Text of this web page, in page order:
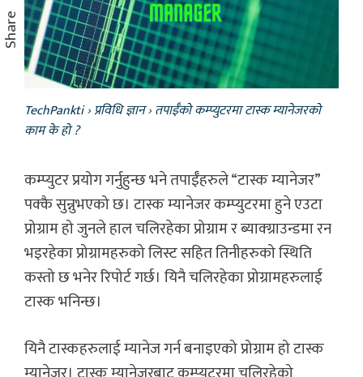
TechPankti›प्रविधि ज्ञान›तपाईँको कम्प्युटरमा टास्क म्यानेजरको
काम के हो ?
कम्प्युटर प्रयोग गर्नुहुन्छ भने तपाईँहरुले “टास्क म्यानेजर”
पक्कै सुन्नुभएको छ। टास्क म्यानेजर कम्प्युटरमा हुने एउटा
प्रोग्राम हो जुनले हाल चलिरहेका प्रोग्राम र ब्याक्ग्राउन्डमा रन
भइरहेका प्रोग्रामहरुको लिस्ट सहित तिनीहरुको स्थिति
कस्तो छ भनेर रिपोर्ट गर्छ। यिनै चलिरहेका प्रोग्रामहरुलाई
टास्क भनिन्छ।
यिनै टास्कहरुलाई म्यानेज गर्न बनाइएको प्रोग्राम हो टास्क